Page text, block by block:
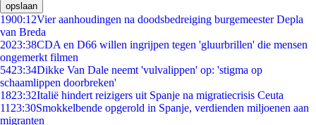
opslaan
1900:12Vier aanhoudingen na doodsbedreiging burgemeester Depla
van Breda
2023:38CDA en D66 willen ingrijpen tegen 'gluurbrillen' die mensen
ongemerkt filmen
5423:34Dikke Van Dale neemt 'vulvalippen' op: 'stigma op
schaamlippen doorbreken'
1823:32Italië hindert reizigers uit Spanje na migratiecrisis Ceuta
11 23:30Smokkelbende opgerold in Spanje, verdienden miljoenen aan
migranten